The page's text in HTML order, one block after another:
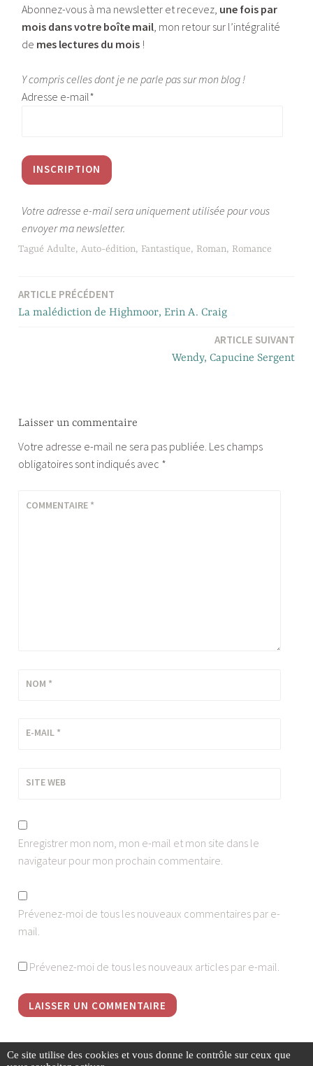
Abonnez-vous à ma newsletter et recevez, une fois par
mois dans votre boîte mail , mon retour sur l’intégralité
de mes lectures du mois !
Y compris celles dont je ne parle pas sur mon blog !
Adresse e-mail*
Votre adresse e-mail sera uniquement utilisée pour vous
envoyer ma newsletter.
TaguéAdulte,Auto-édition, Fantastique, Roman, Romance
Navigation
de
ARTICLE PRÉCÉDENT
La malédiction de Highmoor, Erin A. Craig
ARTICLE SUIVANT
Wendy, Capucine Sergent
Laisser un commentaire
Votre adresse e-mail ne sera pas publiée. Les champs
obligatoires sont indiqués avec *
COMMENTAIRE *
NOM *
E-MAIL *
SITE WEB
Enregistrer mon nom, mon e-mail et mon site dans le
navigateur pour mon prochain commentaire.
Prévenez-moi de tous les nouveaux commentaires par e-
mail.
Prévenez-moi de tous les nouveaux articles par e-mail.
Ce site utilise des cookies et vous donne le contrôle sur ceux que